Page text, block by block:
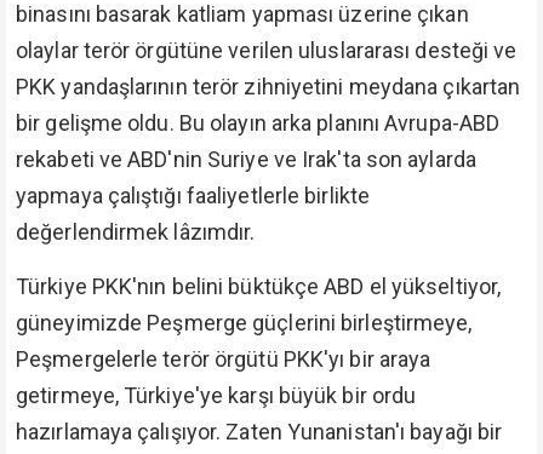
binasını basarak katliam yapması üzerine çıkan
olaylar terör örgütüne verilen uluslararası desteği ve
PKK yandaşlarının terör zihniyetini meydana çıkartan
bir gelişme oldu. Bu olayın arka planını Avrupa-ABD
rekabeti ve ABD'nin Suriye ve Irak'ta son aylarda
yapmaya çalıştığı faaliyetlerle birlikte
değerlendirmek lâzımdır.
Türkiye PKK'nın belini büktükçe ABD el yükseltiyor,
güneyimizde Peşmerge güçlerini birleştirmeye,
Peşmergelerle terör örgütü PKK'yı bir araya
getirmeye, Türkiye'ye karşı büyük bir ordu
hazırlamaya çalışıyor. Zaten Yunanistan'ı bayağı bir